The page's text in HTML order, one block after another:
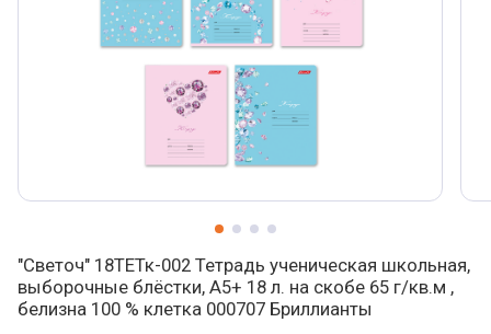
"Светоч" 18ТЕТк-002 Тетрадь ученическая школьная,
выборочные блёстки, A5+ 18 л. на скобе 65 г/кв.м ,
белизна 100 % клетка 000707 Бриллианты